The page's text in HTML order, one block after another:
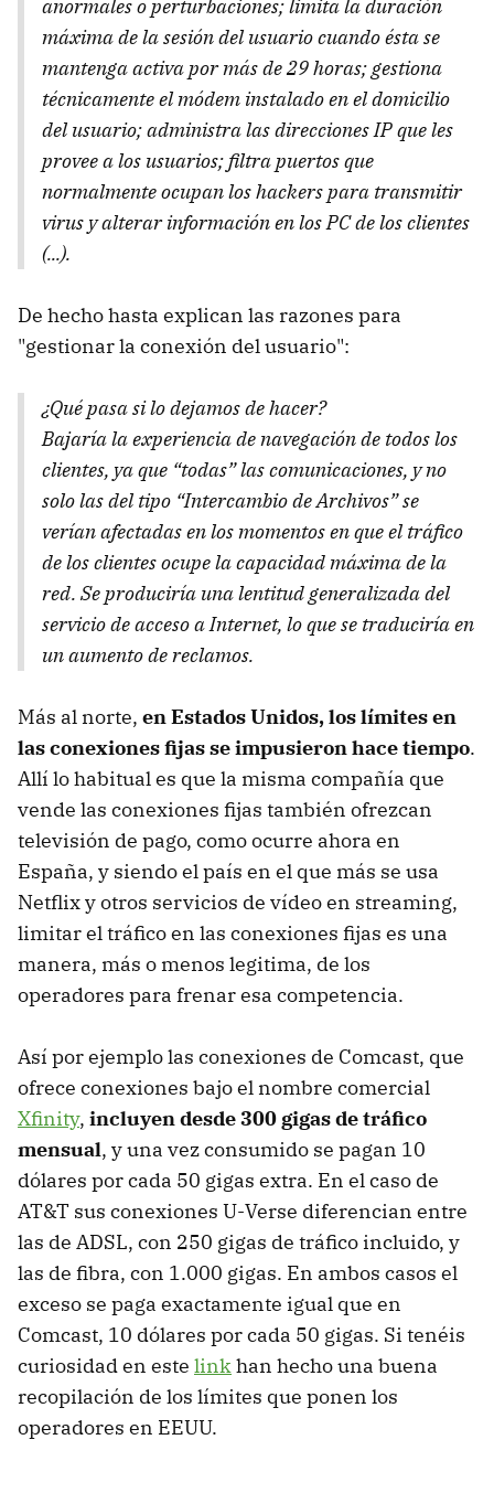
anormales o perturbaciones; limita la duración
máxima de la sesión del usuario cuando ésta se
mantenga activa por más de 29 horas; gestiona
técnicamente el módem instalado en el domicilio
del usuario; administra las direcciones IP que les
provee a los usuarios; filtra puertos que
normalmente ocupan los hackers para transmitir
virus y alterar información en los PC de los clientes
(...).
De hecho hasta explican las razones para
"gestionar la conexión del usuario":
¿Qué pasa si lo dejamos de hacer?
Bajaría la experiencia de navegación de todos los
clientes, ya que “todas” las comunicaciones, y no
solo las del tipo “Intercambio de Archivos” se
verían afectadas en los momentos en que el tráfico
de los clientes ocupe la capacidad máxima de la
red. Se produciría una lentitud generalizada del
servicio de acceso a Internet, lo que se traduciría en
un aumento de reclamos.
Más al norte, en Estados Unidos, los límites en
las conexiones fijas se impusieron hace tiempo.
Allí lo habitual es que la misma compañía que
vende las conexiones fijas también ofrezcan
televisión de pago, como ocurre ahora en
España, y siendo el país en el que más se usa
Netflix y otros servicios de vídeo en streaming,
limitar el tráfico en las conexiones fijas es una
manera, más o menos legitima, de los
operadores para frenar esa competencia.
Así por ejemplo las conexiones de Comcast, que
ofrece conexiones bajo el nombre comercial
Xfinity, incluyen desde 300 gigas de tráfico
mensual, y una vez consumido se pagan 10
dólares por cada 50 gigas extra. En el caso de
AT&T sus conexiones U-Verse diferencian entre
las de ADSL, con 250 gigas de tráfico incluido, y
las de fibra, con 1.000 gigas. En ambos casos el
exceso se paga exactamente igual que en
Comcast, 10 dólares por cada 50 gigas. Si tenéis
curiosidad en este linkhan hecho una buena
recopilación de los límites que ponen los
operadores en EEUU.